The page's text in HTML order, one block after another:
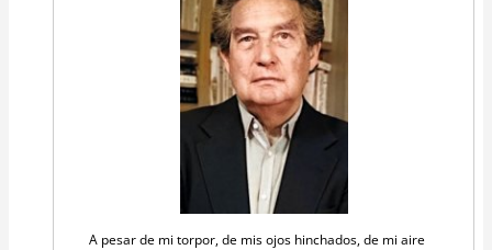
A pesar de mi torpor, de mis ojos hinchados, de mi aire